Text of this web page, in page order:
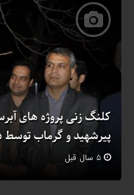
کلنگ زنی پروژه های
پیرشهید و گرماب توسط
۵ سال قبل